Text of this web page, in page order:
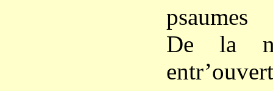
psaumes
De la